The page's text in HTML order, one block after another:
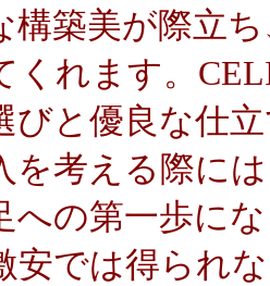
構築美が際立
くれます。
びと優良な仕
を考える際に
への第一歩に
安では得られ